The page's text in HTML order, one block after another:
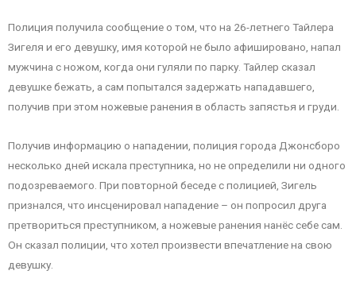
Полиция получила сообщение о том, что на 26-летнего Тайлера
Зигеля и его девушку, имя которой не было афишировано, напал
мужчина с ножом, когда они гуляли по парку. Тайлер сказал
девушке бежать, а сам попытался задержать нападавшего,
получив при этом ножевые ранения в область запястья и груди.
Получив информацию о нападении, полиция города Джонсборо
несколько дней искала преступника, но не определили ни одного
подозреваемого. При повторной беседе с полицией, Зигель
признался, что инсценировал нападение – он попросил друга
претвориться преступником, а ножевые ранения нанёс себе сам.
Он сказал полиции, что хотел произвести впечатление на свою
девушку.